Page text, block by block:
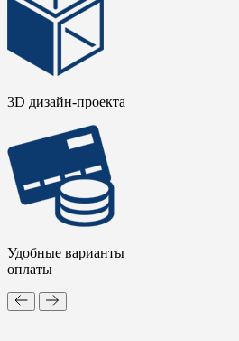
3D дизайн-проекта
Удобные варианты
оплаты